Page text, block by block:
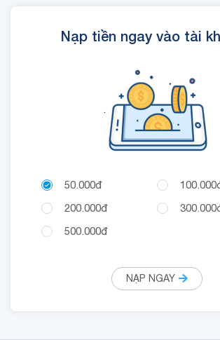
Nạp tiền ngay vào tài
.
50.000đ
200.000đ
500.000đ
NẠP NGAY